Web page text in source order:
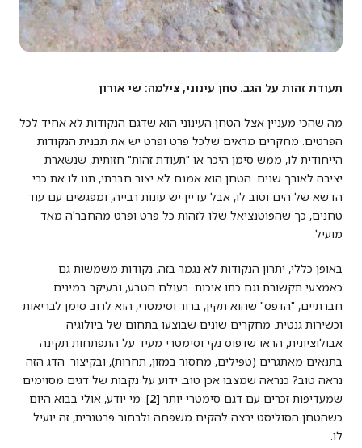
תעודת זהות על הגב. טחן עינוני, צילמה: שי אורון
מה שהכי מעניין אצל הטחן העינוני הוא שדגם הנקודות לא אחיד לכל
הפרטים. מחקרים מראים שלכל פרט ופרט יש את תבנית הנקודות
הייחודית לו, ממש סימן היכר או "תעודת זהות" חזותית, שנשארת
יציבה לאורך שנים. הטחן הוא אמנם לא יצור חברתי, תנו לו את כרי
הדשא של הים וטוב לו, אבל עדיין יש עונות רבייה, ומפגשים עם עוד
טחנים, כך שהפוטנציאל שלו לזהות כל פרט ופרט מהחבר'ה מאד
מועיל.
באופן כללי, יתרון הנקודות לא נגמר בזה. נקודות משמשות גם
כאמצעי תקשורת וגם כתו איכות. בעולם הטבע, ובעיקר במינים
חברתיים, "הדפס" שהוא תקין, ברור וסימטרי, הוא לרוב סימן לבריאות
וכשירות גנטית. מחקרים שונים שבוצעו בתחום של ביולוגיה
אבולוציונית, הראו שדפוס נקי וסימטרי מעיד על התפתחות תקינה
בתנאים מאתגרים (טפילים, מחסור במזון, תחרות), ובקיצור: הדג הזה
נראה טוב? כנראה שמצבו אכן טוב. ידוע על נקבות של דגים מסוימים
שמעדיפות זכרים עם דגם סימטרי יותר [2]. מי יודע, אולי בבוא היום
כשהטחן הסוליסט ירצה להקים משפחה ולבחור פרטנרית, זה יועיל
לו.